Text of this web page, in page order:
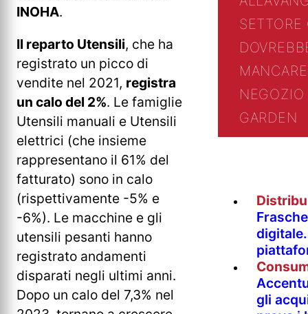
INOHA.
Il reparto Utensili, che ha
registrato un picco di
vendite nel 2021, registra
un calo del 2%. Le famiglie
Utensili manuali e Utensili
elettrici (che insieme
rappresentano il 61% del
fatturato) sono in calo
(rispettivamente -5% e
-6%). Le macchine e gli
utensili pesanti hanno
registrato andamenti
disparati negli ultimi anni.
Dopo un calo del 7,3% nel
GARDEN
gli